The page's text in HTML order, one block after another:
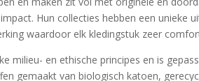
Hun collecties hebben een unieke
waardoor elk kledingstuk zeer
milieu- en ethische principes en is
gemaakt van biologisch katoen,